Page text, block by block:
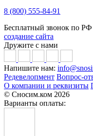
8 (800) 555-84-91
Бесплатный звонок по РФ
создание сайта
Дружите с нами
Напишите нам:
Редевелопмент Вопрос-
О компании и реквизиты
© Сносим.ком 2026
Варианты оплаты: